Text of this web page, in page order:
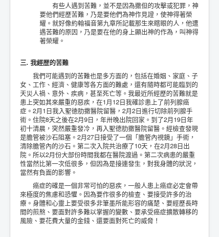
有些人遇到苦難，並不是因為撒但的攻擊或犯罪，神
要他們經歷苦難，乃是要他們為神作見證，使神得著榮
耀。就好像約翰福音第九章所記載那生來瞎眼的人，他遭
遇苦難的原因，乃是要在他的身上顯出神的作為，叫神得
著榮耀。
三. 我經歴的苦難
我們可能遇到的苦難也是多方面的，包括在婚姻、家庭、子
女、工作、經濟、健康等各方面的難處，還有隨時都可能臨到的
天災人禍、意外、疾病，甚至死亡等。我最近所經歷的苦難就是
患上突如其來嚴重的惡疾，在1月12日我確診患上了前列腺癌
症。2月1日我入聖徳肋撒醫院留醫，2月2日進行切除前列腺手
術。住院8天之後在2月9日，年卅晚出院回家。到了2月19日年
初十清晨，突然嚴重發冷，再入聖德肋撒醫院留醫。經檢查發現
是膽管被沙石阻塞。2月27日接受了一個「膽管內視鏡」手術，
清除膽管內的沙石。第二次入院共治療了10天，在2月28日出
院。所以2月份大部份時間我都在醫院渡過。第二次病患的嚴重
性當然比第一次低很多，但因為是接連發生，對我身體的狀況，
當然有負面的影響。
癌症的確是一個非常可怕的惡疾，一般人患上癌症必定會帶
來極度的焦慮和恐懼。因為要作很多的檢查、要接受許多的治
療。身體和心靈上要受很多非筆墨所能形容的痛楚、要經歷長時
間的煎熬、要面對許多難以掌握的變數、要承受癌症擴散轉移的
風險、要花費大量的金錢、還要面對死亡的威脅！